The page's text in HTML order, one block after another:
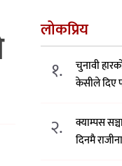
लोकप्रिय
१.
चुनावी
केसीले दिए
२.
क्याम्पस
दिनमै